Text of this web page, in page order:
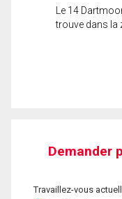
Le 14
trouve dans la
Demander
Travaillez-vous